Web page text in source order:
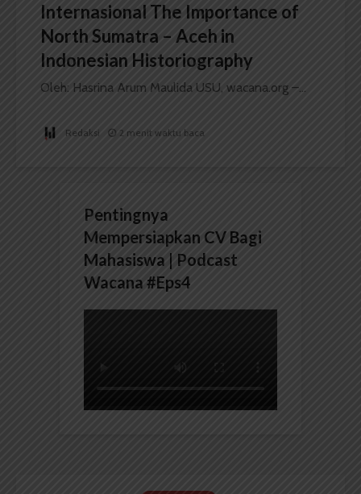
Internasional The Importance of
North Sumatra – Aceh in
Indonesian Historiography
Oleh: Hasrina Arum Maulida USU, wacana.org –...
Redaksi 2 menit waktu baca
Pentingnya
Mempersiapkan CV Bagi
Mahasiswa | Podcast
Wacana #Eps4